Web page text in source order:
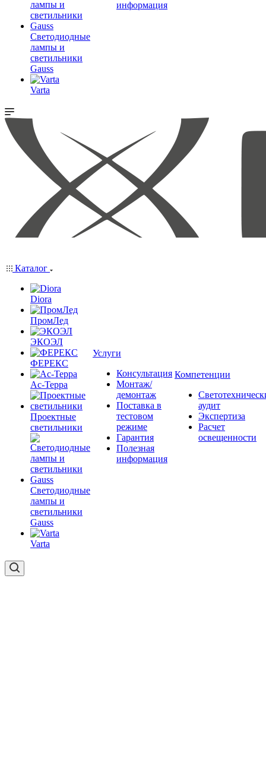
Светодиодные
лампы и
светильники
Gauss
Varta
информация
Каталог
Diora
ПромЛед
ЭКОЭЛ
ФЕРЕКС
Ас-Терра
Проектные
светильники
Светодиодные
лампы и
светильники
Gauss
Varta
Услуги
Консультация
Монтаж/
демонтаж
Поставка в
тестовом
режиме
Гарантия
Полезная
информация
Компетенции
аудит
Экспертиза
Расчет
освещенности